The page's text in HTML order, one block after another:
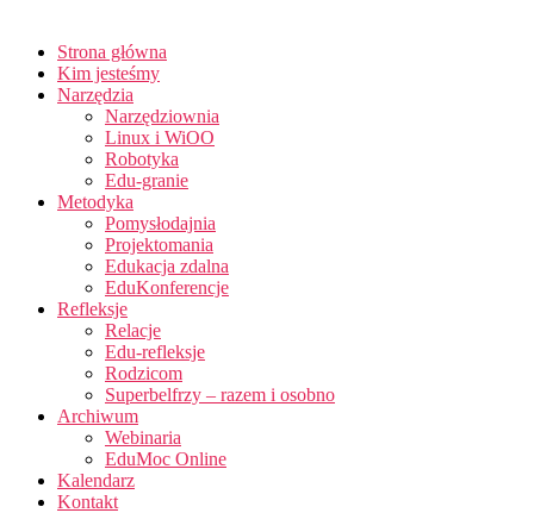
Strona główna
Kim jesteśmy
Narzędzia
Narzędziownia
Linux i WiOO
Robotyka
Edu-granie
Metodyka
Pomysłodajnia
Projektomania
Edukacja zdalna
EduKonferencje
Refleksje
Relacje
Edu-refleksje
Rodzicom
Superbelfrzy – razem i osobno
Archiwum
Webinaria
EduMoc Online
Kalendarz
Kontakt